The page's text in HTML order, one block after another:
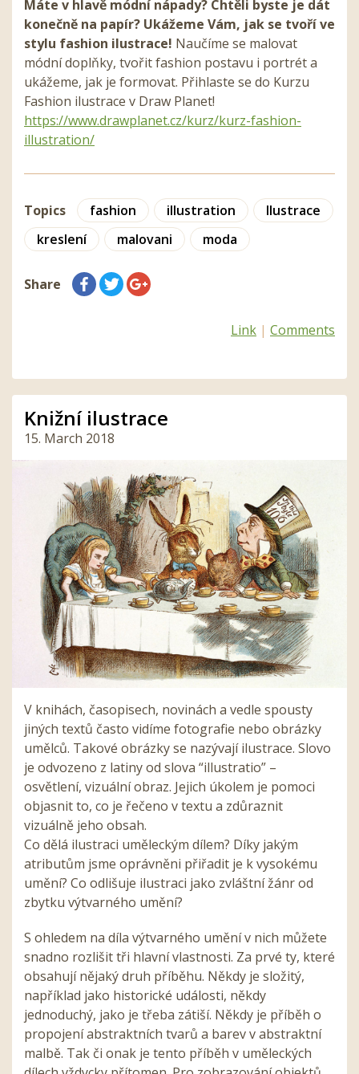
Máte v hlavě módní nápady? Chtěli byste je dát
konečně na papír? Ukážeme Vám, jak se tvoří ve
stylu fashion ilustrace! Naučíme se malovat
módní doplňky, tvořit fashion postavu i portrét a
ukážeme, jak je formovat. Přihlaste se do Kurzu
Fashion ilustrace v Draw Planet!
https://www.drawplanet.cz/kurz/kurz-fashion-
illustration/
Topics fashion illustration
Ilustrace
kreslení
malovani moda
Share
Link | Comments
Knižní ilustrace
15. March 2018
V knihách, časopisech, novinách a vedle spousty
jiných textů často vidíme fotografie nebo obrázky
umělců. Takové obrázky se nazývají ilustrace. Slovo
je odvozeno z latiny od slova “illustratio” –
osvětlení, vizuální obraz. Jejich úkolem je pomoci
objasnit to, co je řečeno v textu a zdůraznit
vizuálně jeho obsah.
Co dělá ilustraci uměleckým dílem? Díky jakým
atributům jsme oprávněni přiřadit je k vysokému
umění? Co odlišuje ilustraci jako zvláštní žánr od
zbytku výtvarného umění?
S ohledem na díla výtvarného umění v nich můžete
snadno rozlišit tři hlavní vlastnosti. Za prvé ty, které
obsahují nějaký druh příběhu. Někdy je složitý,
například jako historické události, někdy
jednoduchý, jako je třeba zátiší. Někdy je příběh o
propojení abstraktních tvarů a barev v abstraktní
malbě. Tak či onak je tento příběh v uměleckých